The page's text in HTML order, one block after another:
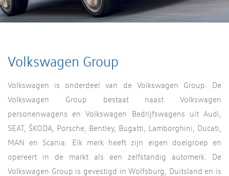
Volkswagen Group
Volkswagen is onderdeel van de Volkswagen Group. De
Volkswagen Group bestaat naast Volkswagen
personenwagens en Volkswagen Bedrijfswagens uit Audi,
SEAT, ŠKODA, Porsche, Bentley, Bugatti, Lamborghini, Ducati,
MAN en Scania. Elk merk heeft zijn eigen doelgroep en
opereert in de markt als een zelfstandig automerk. De
Volkswagen Group is gevestigd in Wolfsburg, Duitsland en is